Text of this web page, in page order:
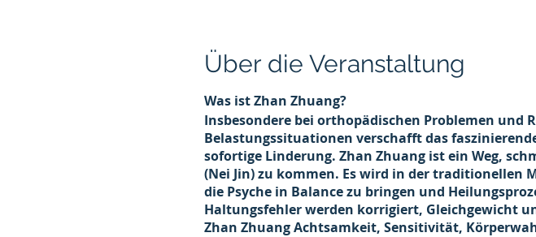
Über die Veranstaltung
Was ist Zhan Zhuang?
Insbesondere bei orthopädischen Problemen und
Belastungssituationen verschafft das
sofortige Linderung. Zhan Zhuang ist ein Weg,
(Nei Jin) zu kommen. Es wird in der traditionellen
die Psyche in Balance zu bringen und
Haltungsfehler werden korrigiert, Gleichgewicht
Zhan Zhuang Achtsamkeit, Sensitivität,